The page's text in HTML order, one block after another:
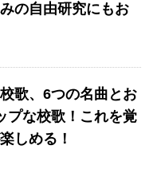
の自由研究にもお
歌、6つの名曲とお
プな校歌！これを覚
しめる！